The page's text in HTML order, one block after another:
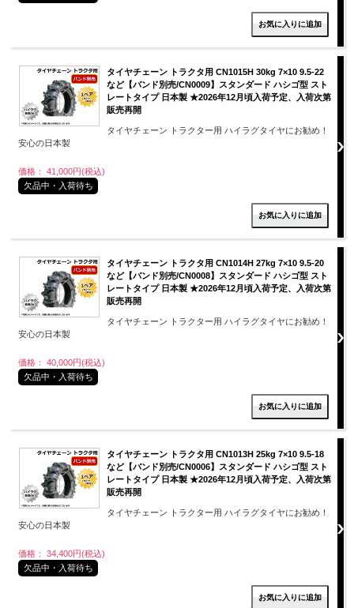
タイヤチェーン トラクタ用 CN1015H 30kg 7×10 9.5-22
など【バンド別売/CN0009】スタンダード ハシゴ型 スト
レートタイプ 日本製 ★2026年12月頃入荷予定、入荷次第
販売再開
タイヤチェーン トラクター用 ハイラグタイヤにお勧め！
安心の日本製
価格： 41,000円(税込)
欠品中・入荷待ち
タイヤチェーン トラクタ用 CN1014H 27kg 7×10 9.5-20
など【バンド別売/CN0008】スタンダード ハシゴ型 スト
レートタイプ 日本製 ★2026年12月頃入荷予定、入荷次第
販売再開
タイヤチェーン トラクター用 ハイラグタイヤにお勧め！
安心の日本製
価格： 40,000円(税込)
欠品中・入荷待ち
タイヤチェーン トラクタ用 CN1013H 25kg 7×10 9.5-18
など【バンド別売/CN0006】スタンダード ハシゴ型 スト
レートタイプ 日本製 ★2026年12月頃入荷予定、入荷次第
販売再開
タイヤチェーン トラクター用 ハイラグタイヤにお勧め！
安心の日本製
価格： 34,400円(税込)
欠品中・入荷待ち